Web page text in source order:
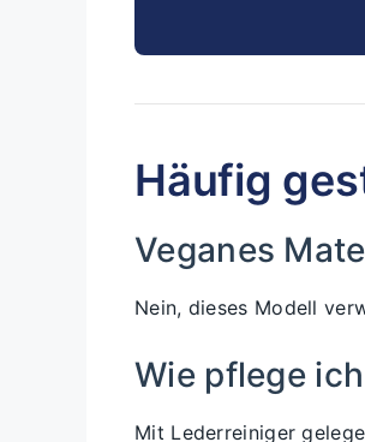
Häufig
Veganes
Nein, dieses Modell
Wie pflege
Mit Lederreiniger